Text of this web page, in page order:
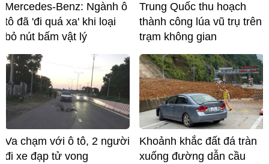
Mercedes-Benz: Ngành ô
tô đã 'đi quá xa' khi loại
bỏ nút bấm vật lý
Trung Quốc thu hoạch
thành công lúa vũ trụ trên
trạm không gian
Va chạm với ô tô, 2 người
đi xe đạp tử vong
Khoảnh khắc đất đá tràn
xuống đường dẫn cầu